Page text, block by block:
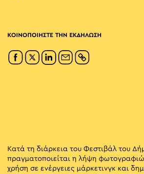
ΚΟΙΝΟΠΟΙΗΣΤΕ ΤΗΝ ΕΚΔΗΛΩΣΗ
Κατά τη διάρκεια του Φεστιβάλ του
πραγματοποιείται η λήψη
χρήση σε ενέργειες μάρκετινγκ και